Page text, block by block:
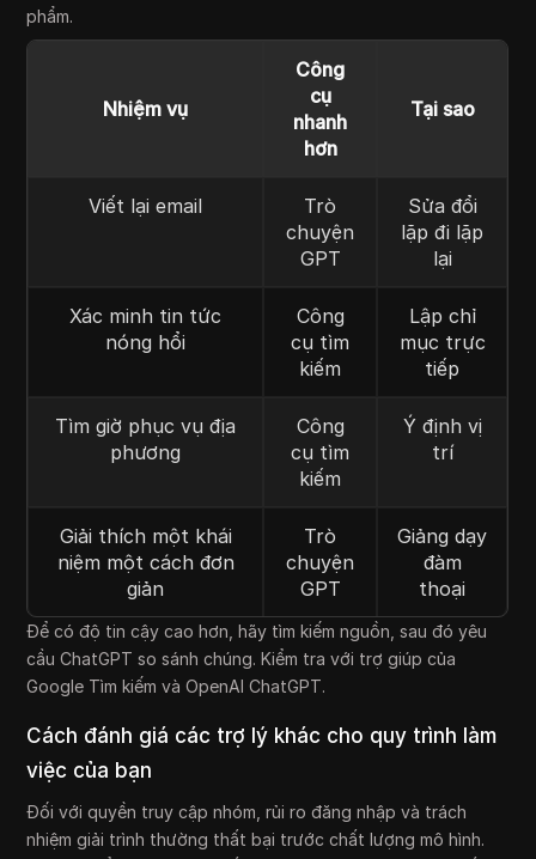
phẩm.
Nhiệm vụ
Công
cụ
nhanh
hơn
Tại sao
Viết lại email
Trò
chuyện
GPT
Sửa đổi
lặp đi lặp
lại
Xác minh tin tức
nóng hổi
Công
cụ tìm
kiếm
Lập chỉ
mục trực
tiếp
Tìm giờ phục vụ địa
phương
Công
cụ tìm
kiếm
Ý định vị
trí
Giải thích một khái
niệm một cách đơn
giản
Trò
chuyện
GPT
Giảng dạy
đàm
thoại
Để có độ tin cậy cao hơn, hãy tìm kiếm nguồn, sau đó yêu
cầu ChatGPT so sánh chúng. Kiểm tra với trợ giúp của
Google Tìm kiếm và OpenAI ChatGPT.
Cách đánh giá các trợ lý khác cho quy trình làm
việc của bạn
Đối với quyền truy cập nhóm, rủi ro đăng nhập và trách
nhiệm giải trình thường thất bại trước chất lượng mô hình.